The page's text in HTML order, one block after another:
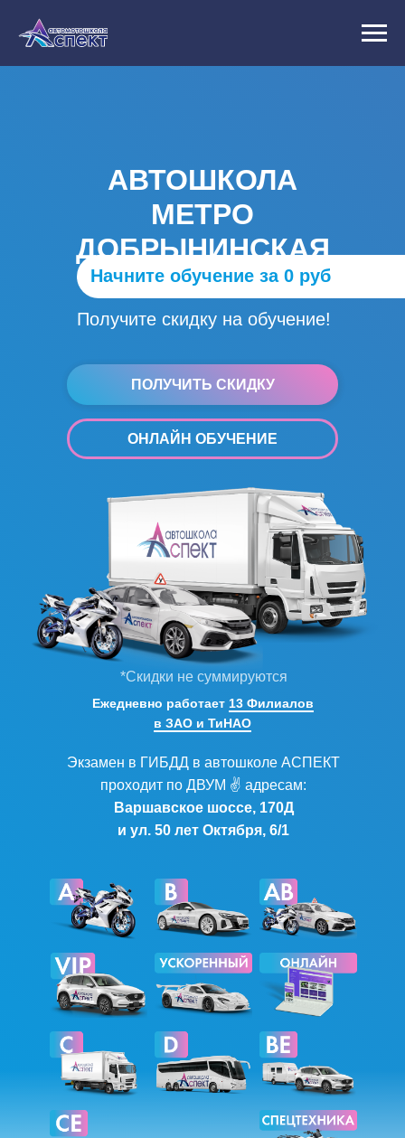
ПОЛУЧИТЬ СКИДКУ
АВТОШКОЛА
МЕТРО
ДОБРЫНИНСКАЯ
Начните обучение за 0 руб
Получите скидку на обучение!
*Скидки не суммируются
Экзамен в ГИБДД в автошколе АСПЕКТ
проходит по ДВУМ ✌ адресам:
Варшавское шоссе, 170Д
и ул. 50 лет Октября, 6/1
ОНЛАЙН ОБУЧЕНИЕ
Ежедневно работает 13 Филиалов
в ЗАО и ТиНАО